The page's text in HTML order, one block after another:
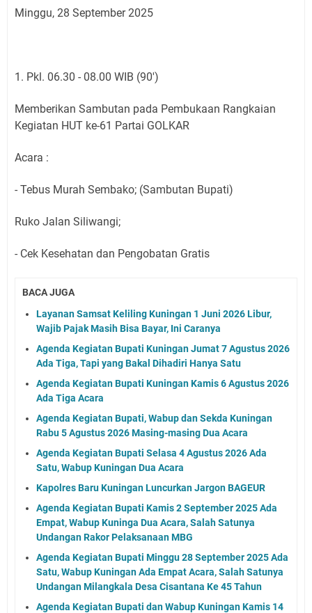
Minggu, 28 September 2025
1. Pkl. 06.30 - 08.00 WIB (90')
Memberikan Sambutan pada Pembukaan Rangkaian
Kegiatan HUT ke-61 Partai GOLKAR
Acara :
- Tebus Murah Sembako; (Sambutan Bupati)
Ruko Jalan Siliwangi;
- Cek Kesehatan dan Pengobatan Gratis
BACA JUGA
Layanan Samsat Keliling Kuningan 1 Juni 2026 Libur,
Wajib Pajak Masih Bisa Bayar, Ini Caranya
Agenda Kegiatan Bupati Kuningan Jumat 7 Agustus 2026
Ada Tiga, Tapi yang Bakal Dihadiri Hanya Satu
Agenda Kegiatan Bupati Kuningan Kamis 6 Agustus 2026
Ada Tiga Acara
Agenda Kegiatan Bupati, Wabup dan Sekda Kuningan
Rabu 5 Agustus 2026 Masing-masing Dua Acara
Agenda Kegiatan Bupati Selasa 4 Agustus 2026 Ada
Satu, Wabup Kuningan Dua Acara
Kapolres Baru Kuningan Luncurkan Jargon BAGEUR
Agenda Kegiatan Bupati Kamis 2 September 2025 Ada
Empat, Wabup Kuninga Dua Acara, Salah Satunya
Undangan Rakor Pelaksanaan MBG
Agenda Kegiatan Bupati Minggu 28 September 2025 Ada
Satu, Wabup Kuningan Ada Empat Acara, Salah Satunya
Undangan Milangkala Desa Cisantana Ke 45 Tahun
Agenda Kegiatan Bupati dan Wabup Kuningan Kamis 14